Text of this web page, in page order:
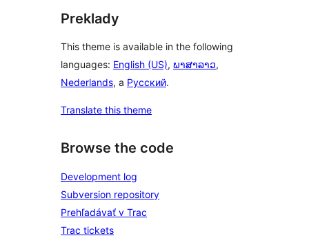
Preklady
This theme is available in the following
languages: English (US), ພາສາລາວ,
Nederlands, a Русский.
Translate this theme
Browse the code
Development log
Subversion repository
Prehľadávať v Trac
Trac tickets